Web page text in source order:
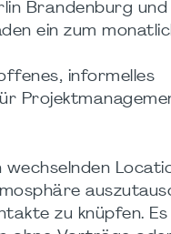
Brandenburg und
ein zum
informelles
zu knüpfen. Es